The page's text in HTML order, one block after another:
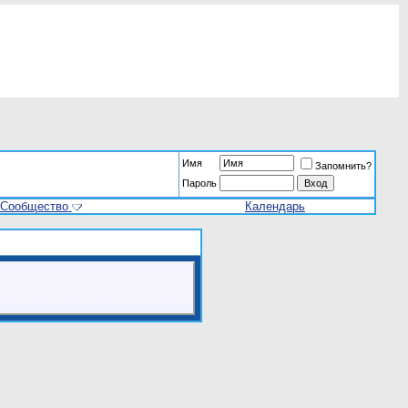
Имя
Запомнить?
Пароль
Сообщество Календарь